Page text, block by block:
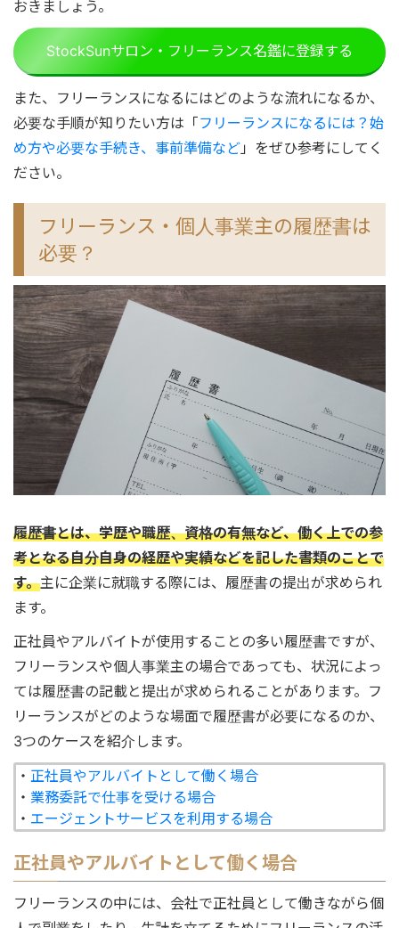
おきましょう。
StockSunサロン・フリーランス名鑑に登録する
また、フリーランスになるにはどのような流れになるか、
必要な手順が知りたい方は「フリーランスになるには？始
め方や必要な手続き、事前準備など 」をぜひ参考にしてく
ださい。
フリーランス・個人事業主の履歴書は
必要？
履歴書とは、学歴や職歴、資格の有無など、働く上での参
考となる自分自身の経歴や実績などを記した書類のことで
す。主に企業に就職する際には、履歴書の提出が求められ
ます。
正社員やアルバイトが使用することの多い履歴書ですが、
フリーランスや個人事業主の場合であっても、状況によっ
ては履歴書の記載と提出が求められることがあります。フ
リーランスがどのような場面で履歴書が必要になるのか、
3つのケースを紹介します。
・ 正社員やアルバイトとして働く場合
・ 業務委託で仕事を受ける場合
・ エージェントサービスを利用する場合
正社員やアルバイトとして働く場合
フリーランスの中には、会社で正社員として働きながら個